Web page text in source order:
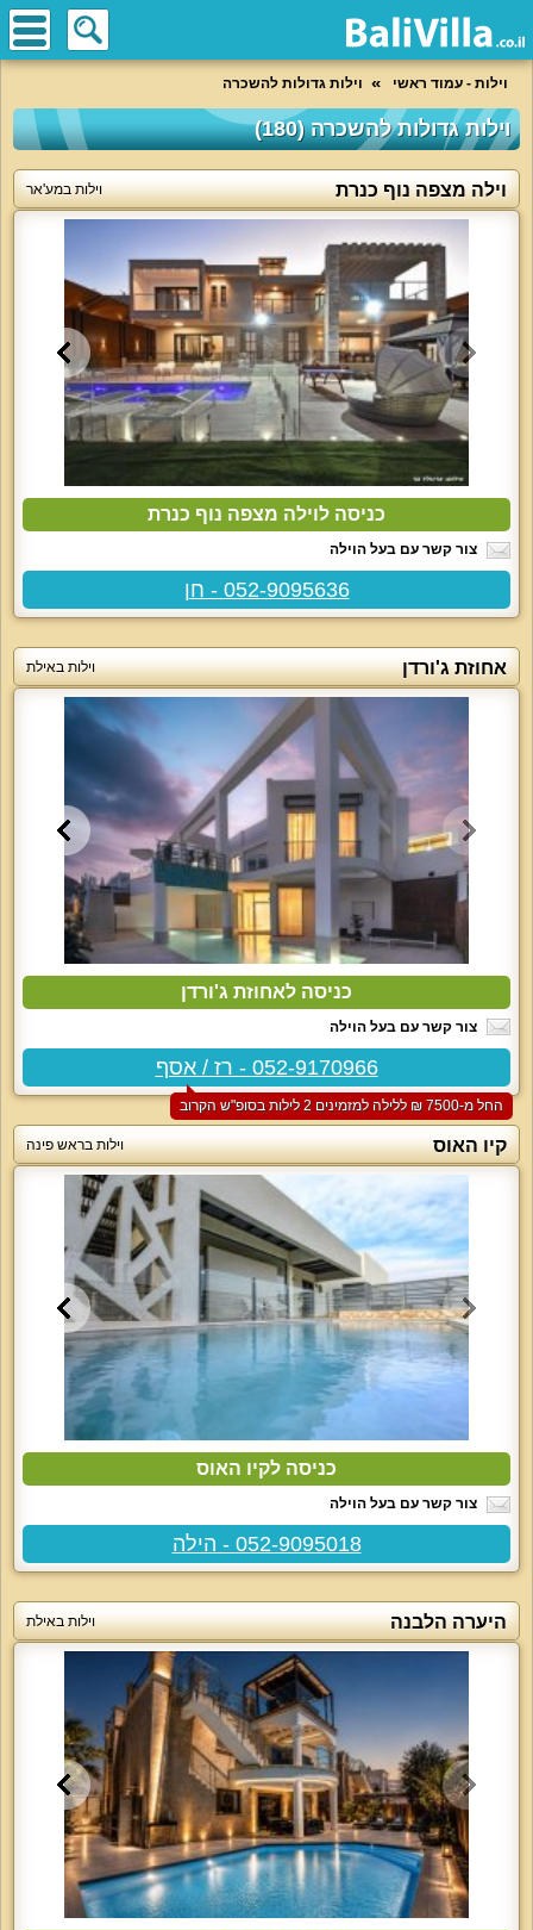
וילות - עמוד ראשי וילות גדולות להשכרה
וילות גדולות להשכרה (180)
וילה מצפה נוף כנרת וילות במע'אר
כניסה לוילה מצפה נוף כנרת
צור קשר עם בעל הוילה
052-9095636 - חן
אחוזת ג'ורדן וילות באילת
כניסה לאחוזת ג'ורדן
צור קשר עם בעל הוילה
052-9170966 - רז / אסף
החל מ-‏7500 ₪ ללילה למזמינים 2 לילות בסופ"ש הקרוב
קיו האוס וילות בראש פינה
כניסה לקיו האוס
צור קשר עם בעל הוילה
052-9095018 - הילה
היערה הלבנה וילות באילת